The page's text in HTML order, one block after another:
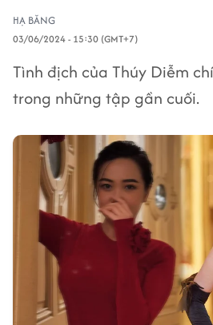
HẠ BĂNG
03/06/2024 - 15:30 (GMT+7)
Tình địch của Thúy Diễm
trong những tập gần cuối.